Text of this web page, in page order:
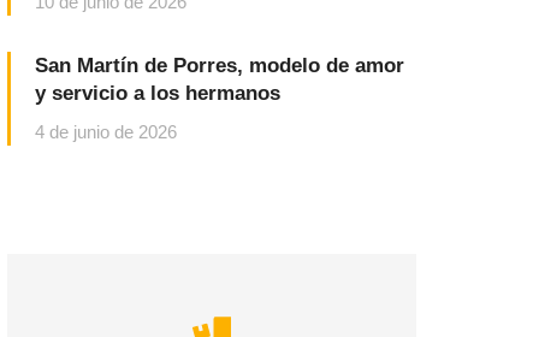
San Martín de Porres, modelo de amor
y servicio a los hermanos
4 de junio de 2026